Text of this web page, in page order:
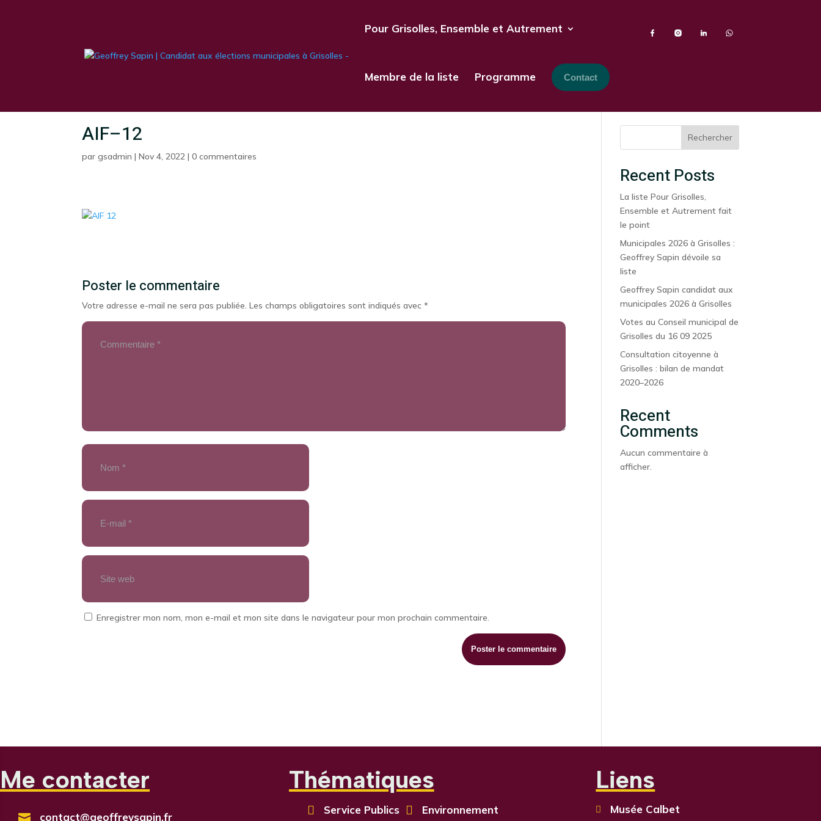
Pour Grisolles, Ensemble et Autrement
Membre de la liste Programme Contact
AIF–12
pargsadmin |Nov 4, 2022 |0 commentaires
Poster le commentaire
Votre adresse e-mail ne sera pas publiée. Les champs obligatoires sont indiqués avec*
Enregistrer mon nom, mon e-mail et mon site dans le navigateur pour mon prochain commentaire.
Rechercher
Recent Posts
La liste Pour Grisolles,
Ensemble et Autrement fait
le point
Municipales 2026 à Grisolles :
Geoffrey Sapin dévoile sa
liste
Geoffrey Sapin candidat aux
municipales 2026 à Grisolles
Votes au Conseil municipal de
Grisolles du 16 09 2025
Consultation citoyenne à
Grisolles : bilan de mandat
2020–2026
Recent
Comments
Aucun commentaire à
afficher.
Me contacter
 contact@geoffreysapin.fr
Thématiques
 Service Publics  Environnement
Liens
 Musée Calbet